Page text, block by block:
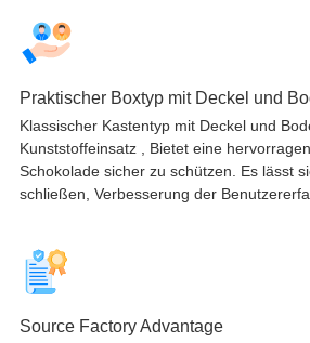
Praktischer Boxtyp mit Deckel und
Klassischer Kastentyp mit Deckel und
Kunststoffeinsatz , Bietet eine
Schokolade sicher zu schützen. Es lässt
schließen, Verbesserung der
Source Factory Advantage